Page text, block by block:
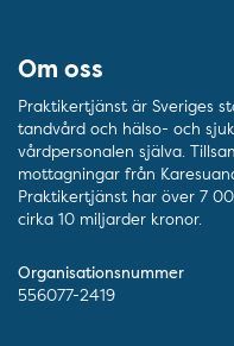
Om oss
Praktikertjänst är Sveriges
tandvård och hälso- och
vårdpersonalen själva.
mottagningar från
Praktikertjänst har över 7
cirka 10 miljarder kronor.
Organisationsnummer
556077-2419